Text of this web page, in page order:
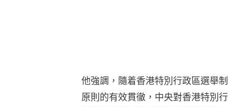
他強調，隨着香港特別行政區選舉
原則的有效貫徹，中央對香港特別